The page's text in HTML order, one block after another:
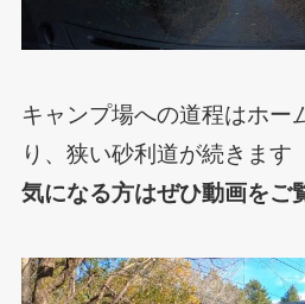
キャンプ場への道程はホー
り、狭い砂利道が続きます
気になる方はぜひ動画をご